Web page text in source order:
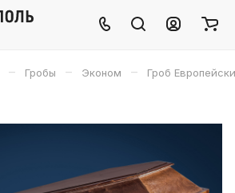
– Гробы – Эконом – Гроб